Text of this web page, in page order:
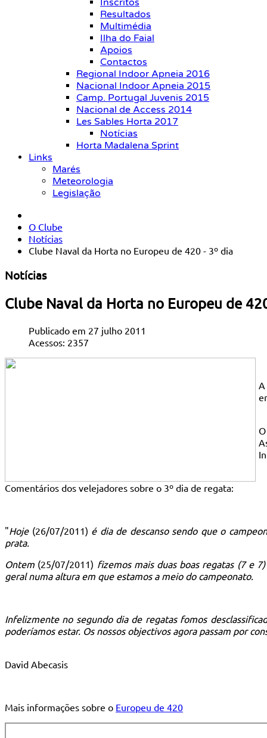
Inscritos
Resultados
Multimédia
Ilha do Faial
Apoios
Contactos
Regional Indoor Apneia 2016
Nacional Indoor Apneia 2015
Camp. Portugal Juvenis 2015
Nacional de Access 2014
Les Sables Horta 2017
Notícias
Horta Madalena Sprint
Links
Marés
Meteorologia
Legislação
O Clube
Notícias
Clube Naval da Horta no Europeu de 420 - 3º dia
Notícias
Clube Naval da Horta no Europeu de
Publicado em 27 julho 2011
Acessos: 2357
Comentários dos velejadores sobre o 3º dia de regata:
"Hoje (26/07/2011) é dia de descanso sendo que o
prata.
Ontem (25/07/2011) fizemos mais duas boas regatas (7 e
geral numa altura em que estamos a meio do campeonato.
Infelizmente no segundo dia de regatas fomos
poderíamos estar. Os nossos objectivos agora passam por
David Abecasis
Mais informações sobre o Europeu de 420